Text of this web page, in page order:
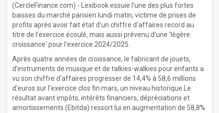
(CercleFinance.com) - Lexibook essuie l'une des plus fortes
baisses du marché parisien lundi matin, victime de prises de
profits après avoir fait état d'un chiffre d'affaires record au
titre de l'exercice écoulé, mais aussi prévenu d'une 'légère
croissance' pour l'exercice 2024/2025.
Après quatre années de croissance, le fabricant de jouets,
d'instruments de musique et de talkies-walkies pour enfants a
vu son chiffre d'affaires progresser de 14,4% à 58,6 millions
d'euros sur l'exercice clos fin mars, un niveau historique.Le
résultat avant impôts, intérêts financiers, dépréciations et
amortissements (Ebitda) ressort lui en augmentation de 58,8%